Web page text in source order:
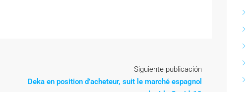
Siguiente publicación
Deka en position d’acheteur, suit le marché espagnol